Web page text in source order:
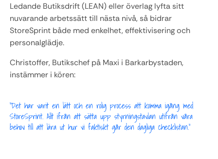
Ledande Butiksdrift (LEAN) eller överlag lyfta sitt
nuvarande arbetssätt till nästa nivå, så bidrar
StoreSprint både med enkelhet, effektivisering och
personalglädje.
Christoffer, Butikschef på Maxi i Barkarbystaden,
instämmer i kören:
"Det har varit en lätt och en rolig process att komma igång med
StoreSprint. Allt ifrån att sätta upp styrningstavlan utifrån våra
behov till att lära ut hur vi faktiskt går den dagliga checklistan."